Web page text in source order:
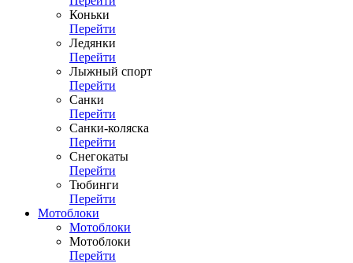
Коньки
Перейти
Ледянки
Перейти
Лыжный спорт
Перейти
Санки
Перейти
Санки-коляска
Перейти
Снегокаты
Перейти
Тюбинги
Перейти
Мотоблоки
Мотоблоки
Мотоблоки
Перейти